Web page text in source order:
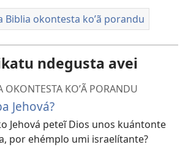
Biblia okontesta koʼã porandu
ndegusta avei
OKONTESTA KOʼÃ PORANDU
Jehová?
Jehová peteĩ Dios unos kuántonte
por ehémplo umi israelítante?